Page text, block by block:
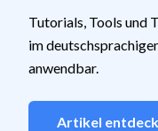
Tutorials, Tools und
im
anwendbar.
Artikel